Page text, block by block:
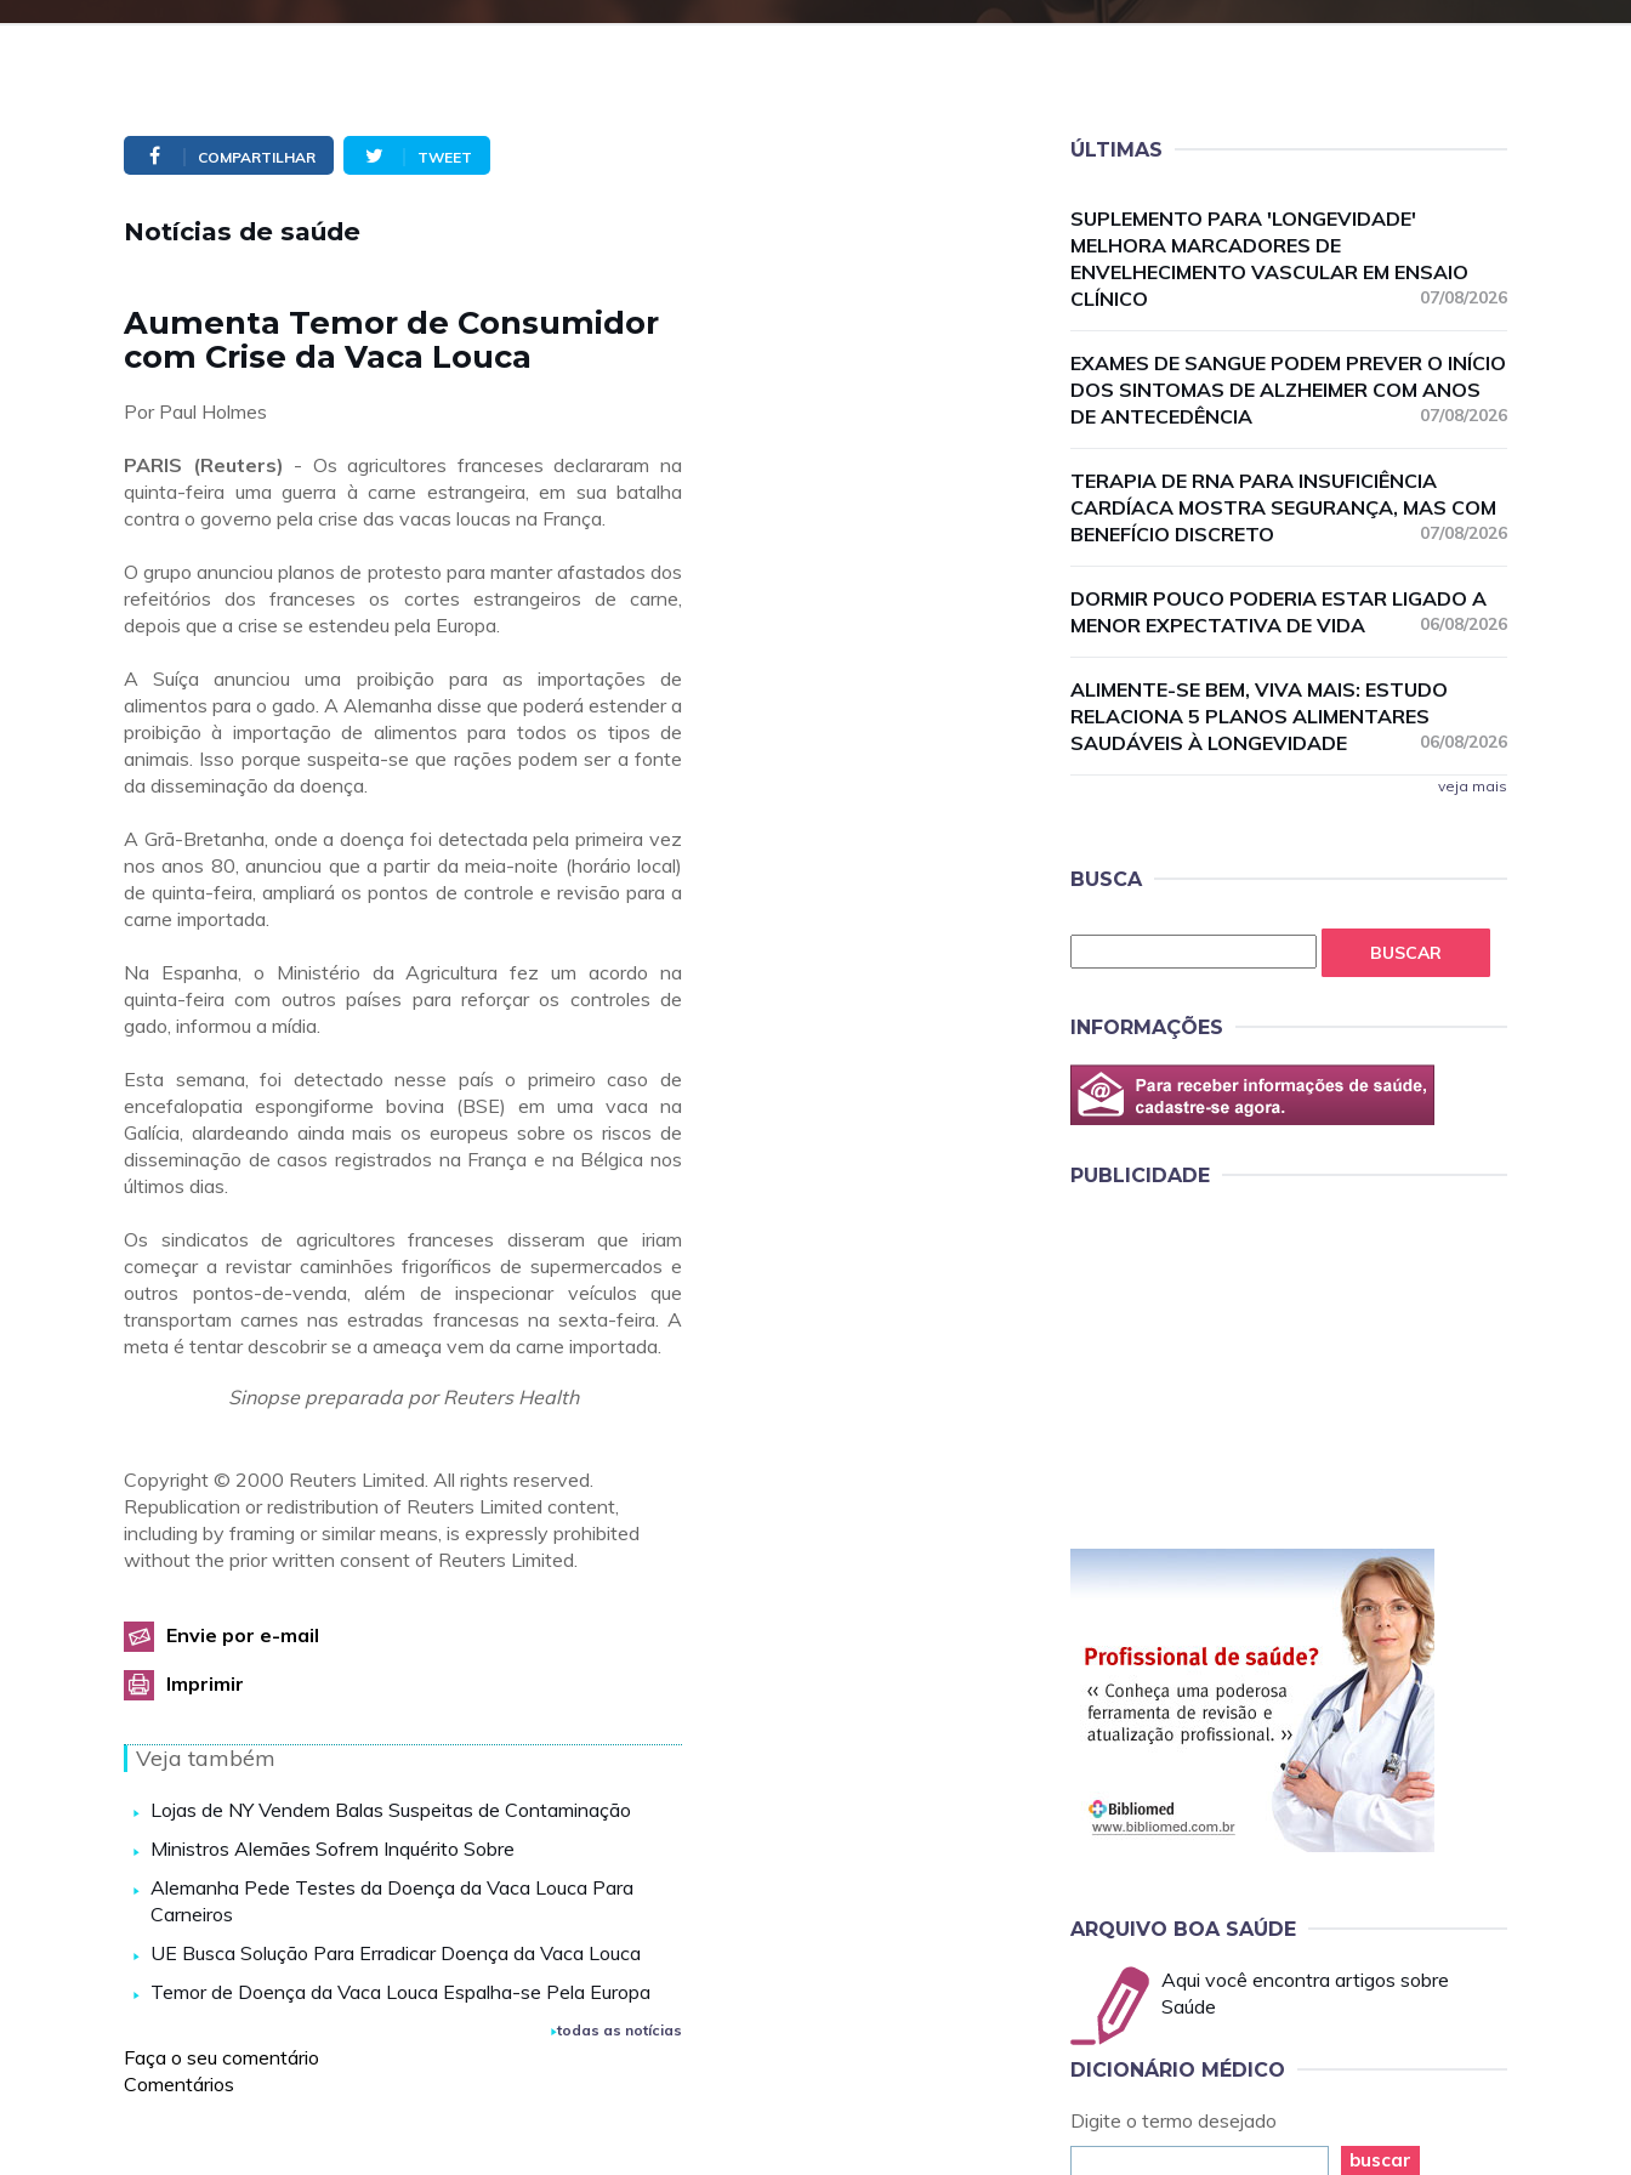
COMPARTILHAR TWEET
Notícias de saúde
Aumenta Temor de Consumidor
com Crise da Vaca Louca
Por Paul Holmes
PARIS (Reuters) - Os agricultores franceses declararam na
quinta-feira uma guerra à carne estrangeira, em sua batalha
contra o governo pela crise das vacas loucas na França.
O grupo anunciou planos de protesto para manter afastados dos
refeitórios dos franceses os cortes estrangeiros de carne,
depois que a crise se estendeu pela Europa.
A Suíça anunciou uma proibição para as importações de
alimentos para o gado. A Alemanha disse que poderá estender a
proibição à importação de alimentos para todos os tipos de
animais. Isso porque suspeita-se que rações podem ser a fonte
da disseminação da doença.
A Grã-Bretanha, onde a doença foi detectada pela primeira vez
nos anos 80, anunciou que a partir da meia-noite (horário local)
de quinta-feira, ampliará os pontos de controle e revisão para a
carne importada.
Na Espanha, o Ministério da Agricultura fez um acordo na
quinta-feira com outros países para reforçar os controles de
gado, informou a mídia.
Esta semana, foi detectado nesse país o primeiro caso de
encefalopatia espongiforme bovina (BSE) em uma vaca na
Galícia, alardeando ainda mais os europeus sobre os riscos de
disseminação de casos registrados na França e na Bélgica nos
últimos dias.
Os sindicatos de agricultores franceses disseram que iriam
começar a revistar caminhões frigoríficos de supermercados e
outros pontos-de-venda, além de inspecionar veículos que
transportam carnes nas estradas francesas na sexta-feira. A
meta é tentar descobrir se a ameaça vem da carne importada.
Sinopse preparada por Reuters Health
Copyright © 2000 Reuters Limited. All rights reserved.
Republication or redistribution of Reuters Limited content,
including by framing or similar means, is expressly prohibited
without the prior written consent of Reuters Limited.
Envie por e-mail
Imprimir
Veja também
Lojas de NY Vendem Balas Suspeitas de Contaminação
Ministros Alemães Sofrem Inquérito Sobre
Alemanha Pede Testes da Doença da Vaca Louca Para
Carneiros
UE Busca Solução Para Erradicar Doença da Vaca Louca
Temor de Doença da Vaca Louca Espalha-se Pela Europa
todas as notícias
Faça o seu comentário
Comentários
ÚLTIMAS
SUPLEMENTO PARA 'LONGEVIDADE'
MELHORA MARCADORES DE
ENVELHECIMENTO VASCULAR EM ENSAIO
CLÍNICO
07/08/2026
EXAMES DE SANGUE PODEM PREVER O INÍCIO
DOS SINTOMAS DE ALZHEIMER COM ANOS
DE ANTECEDÊNCIA
07/08/2026
TERAPIA DE RNA PARA INSUFICIÊNCIA
CARDÍACA MOSTRA SEGURANÇA, MAS COM
BENEFÍCIO DISCRETO
07/08/2026
DORMIR POUCO PODERIA ESTAR LIGADO A
MENOR EXPECTATIVA DE VIDA
06/08/2026
ALIMENTE-SE BEM, VIVA MAIS: ESTUDO
RELACIONA 5 PLANOS ALIMENTARES
SAUDÁVEIS À LONGEVIDADE
06/08/2026
veja mais
BUSCA
BUSCAR
INFORMAÇÕES
PUBLICIDADE
ARQUIVO BOA SAÚDE
Aqui você encontra artigos sobre
Saúde
DICIONÁRIO MÉDICO
Digite o termo desejado
buscar